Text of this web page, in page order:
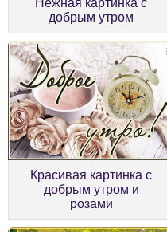
добрым утром
Красивая картинка с
добрым утром и
розами